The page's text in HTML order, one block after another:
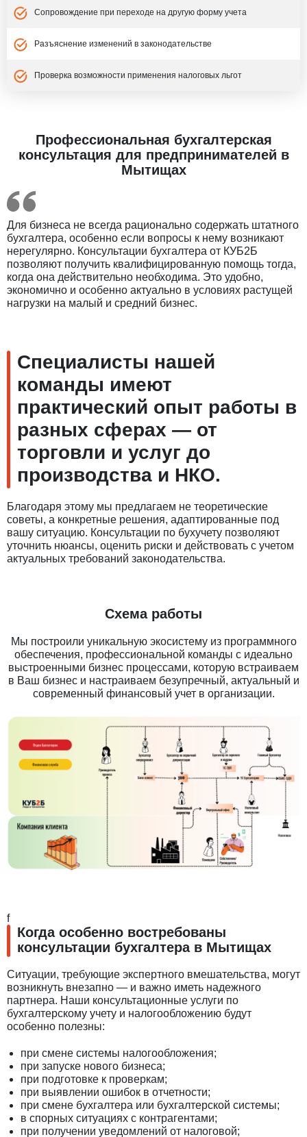
Сопровождение при переходе на другую форму учета
Разъяснение изменений в законодательстве
Проверка возможности применения налоговых льгот
Профессиональная бухгалтерская
консультация для предпринимателей в
Мытищах
Для бизнеса не всегда рационально содержать штатного
бухгалтера, особенно если вопросы к нему возникают
нерегулярно. Консультации бухгалтера от КУБ2Б
позволяют получить квалифицированную помощь тогда,
когда она действительно необходима. Это удобно,
экономично и особенно актуально в условиях растущей
нагрузки на малый и средний бизнес.
Специалисты нашей
команды имеют
практический опыт работы в
разных сферах — от
торговли и услуг до
производства и НКО.
Благодаря этому мы предлагаем не теоретические
советы, а конкретные решения, адаптированные под
вашу ситуацию. Консультации по бухучету позволяют
уточнить нюансы, оценить риски и действовать с учетом
актуальных требований законодательства.
Схема работы
Мы построили уникальную экосистему из программного
обеспечения, профессиональной команды с идеально
выстроенными бизнес процессами, которую встраиваем
в Ваш бизнес и настраиваем безупречный, актуальный и
современный финансовый учет в организации.
f
Когда особенно востребованы
консультации бухгалтера в Мытищах
Ситуации, требующие экспертного вмешательства, могут
возникнуть внезапно — и важно иметь надежного
партнера. Наши консультационные услуги по
бухгалтерскому учету и налогообложению будут
особенно полезны:
при смене системы налогообложения;
при запуске нового бизнеса;
при подготовке к проверкам;
при выявлении ошибок в отчетности;
при смене бухгалтера или бухгалтерской системы;
в спорных ситуациях с контрагентами;
при получении уведомлений от налоговой;